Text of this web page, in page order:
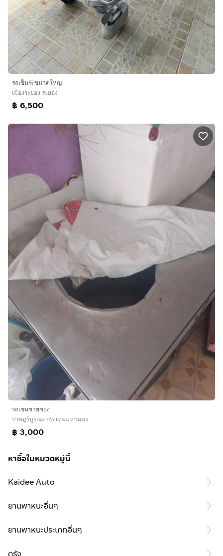
รถเข็น🛒ขนาดใหญ่
เมืองระยอง ระยอง
฿ 6,500
รถเขนขายของ
ราษฎร์บูรณะ กรุงเทพมหานคร
฿ 3,000
หาซื้อในหมวดหมู่นี้
Kaidee Auto
ยานพาหนะอื่นๆ
ยานพาหนะประเภทอื่นๆ